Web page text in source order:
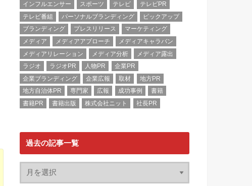
インフルエンサー
スポーツ テレビ
テレビPR
テレビ番組
パーソナルブランディング
ピックアップ
ブランディング
プレスリリース
マーケティング
メディア
メディアアプローチ
メディアキャラバン
メディアリレーション
メディア分析
メディア露出
ラジオ
ラジオPR 人物PR
企業PR
企業ブランディング
企業広報 取材
地方PR
地方自治体PR
専門家 広報 成功事例
書籍
書籍PR
書籍出版 株式会社ニット 社長PR
過去の記事一覧